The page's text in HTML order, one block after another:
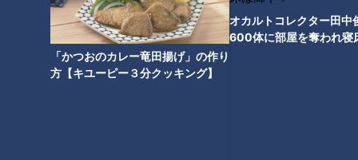
「かつおのカレー竜田揚げ」の作り
方【キユーピー３分クッキング】
オカルトコレクター田中
600体に部屋を奪われ寝
３月18日(水) 新玉ねぎのやわらかシューマイ
３月19日(木) ポテトサラダ